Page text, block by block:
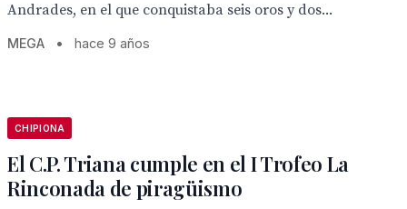
Andrades, en el que conquistaba seis oros y dos...
MEGA • hace 9 años
CHIPIONA
El C.P. Triana cumple en el I Trofeo La
Rinconada de piragüismo